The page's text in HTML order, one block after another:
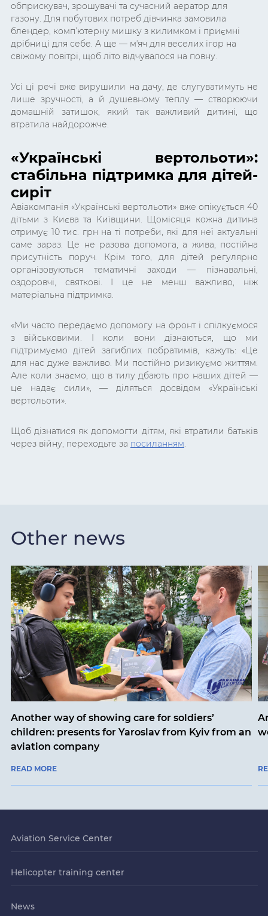
обприскувач, зрошувачі та сучасний аератор для
газону. Для побутових потреб дівчинка замовила
блендер, комп’ютерну мишку з килимком і приємні
дрібниці для себе. А ще — мʼяч для веселих ігор на
свіжому повітрі, щоб літо відчувалося на повну.
Усі ці речі вже вирушили на дачу, де слугуватимуть не
лише зручності, а й душевному теплу — створюючи
домашній затишок, який так важливий дитині, що
втратила найдорожче.
«Українські вертольоти»:
стабільна підтримка для дітей-
сиріт
Авіакомпанія «Українські вертольоти» вже опікується 40
дітьми з Києва та Київщини. Щомісяця кожна дитина
отримує 10 тис. грн на ті потреби, які для неї актуальні
саме зараз. Це не разова допомога, а жива, постійна
присутність поруч. Крім того, для дітей регулярно
організовуються тематичні заходи — пізнавальні,
оздоровчі, святкові. І це не менш важливо, ніж
матеріальна підтримка.
«Ми часто передаємо допомогу на фронт і спілкуємося
з військовими. І коли вони дізнаються, що ми
підтримуємо дітей загиблих побратимів, кажуть: «Це
для нас дуже важливо. Ми постійно ризикуємо життям.
Але коли знаємо, що в тилу дбають про наших дітей —
це надає сили», — діляться досвідом «Українські
вертольоти».
Щоб дізнатися як допомогти дітям, які втратили батьків
через війну, переходьте за посиланням.
Other news
Another way of showing care for soldiers’
children: presents for Yaroslav from Kyiv from an
aviation company
READ MORE
Aviation Service Center
Helicopter training center
News